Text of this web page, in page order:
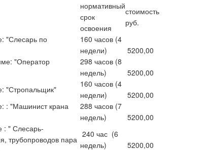
нормативный
срок
освоения
стоимость
руб.
"Слесарь по
160 часов (4
недели)
5200,00
"Оператор
298 часов (8
недель)
5200,00
"Стропальщик"
160 часов (4
недели)
5200,00
: "Машинист крана
288 часов (7
недель)
5200,00
: " Слесарь-
трубопроводов пара
240 час (6
недель)
5200,00